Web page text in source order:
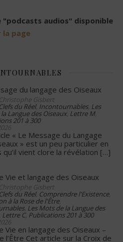
audios" disponible
la page
du langage des Oiseaux
Gisbert
Clefs du Réel, Incontournables, Les
Langue des Oiseaux, Lettre M,
201 à 300
« Le Message du Langage
» est un peu particulier en
qu’il vient clore la révélation […]
Vie et langage des Oiseaux
Gisbert
Clefs du Réel, Comprendre l'Existence,
à la Rose de l'Être,
, Les Mots de la Langue des
Lettre C, Publications 201 à 300
Vie en langage des Oiseaux –
l’Être Cet article sur la Croix de